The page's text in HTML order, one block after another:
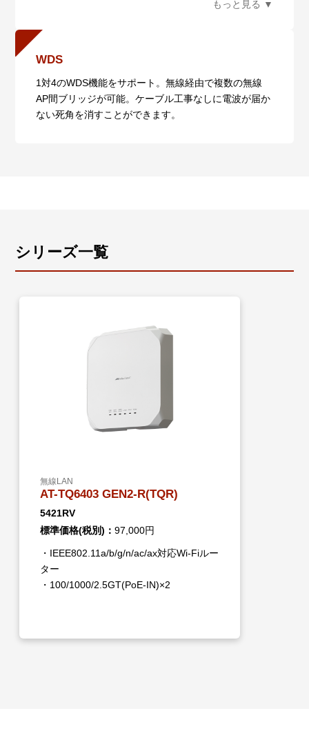
※2 本セキュリティー設定はWPAパーソナルとWPAエ
WDS
1対4のWDS機能をサポート。無線経由で複数の無線
AP間ブリッジが可能。ケーブル工事なしに電波が届か
ない死角を消すことができます。
シリーズ一覧
無線LAN
AT-TQ6403 GEN2-R(TQR)
5421RV
標準価格(税別)：97,000円
・IEEE802.11a/b/g/n/ac/ax対応Wi-Fiルー
ター
・100/1000/2.5GT(PoE-IN)×2